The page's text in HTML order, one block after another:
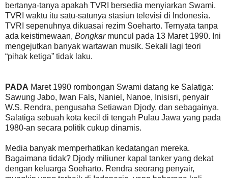
bertanya-tanya apakah TVRI bersedia menyiarkan Swami.
TVRI waktu itu satu-satunya stasiun televisi di Indonesia.
TVRI sepenuhnya dikuasai rezim Soeharto. Ternyata tanpa
ada keistimewaan, Bongkarmuncul pada 13 Maret 1990. Ini
mengejutkan banyak wartawan musik. Sekali lagi teori
“pihak ketiga” tidak laku.
PADA Maret 1990 rombongan Swami datang ke Salatiga:
Sawung Jabo, Iwan Fals, Naniel, Nanoe, Inisisri, penyair
W.S. Rendra, pengusaha Setiawan Djody, dan sebagainya.
Salatiga sebuah kota kecil di tengah Pulau Jawa yang pada
1980-an secara politik cukup dinamis.
Media banyak memperhatikan kedatangan mereka.
Bagaimana tidak? Djody miliuner kapal tanker yang dekat
dengan keluarga Soeharto. Rendra seorang penyair,